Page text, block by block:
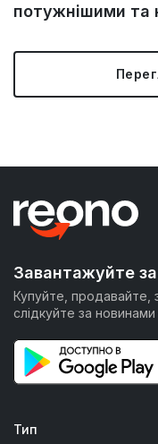
потужнішими та
Завантажуйте
Купуйте, продавайте,
слідкуйте за
Тип